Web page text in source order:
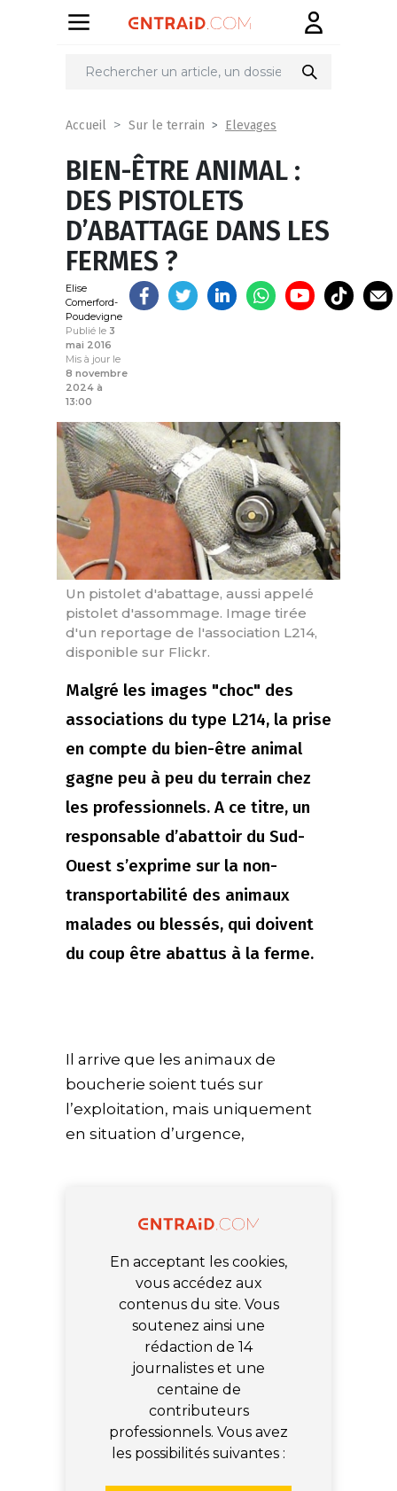
Partager
Accueil Sur le terrain Elevages
BIEN-ÊTRE ANIMAL :
DES PISTOLETS
D’ABATTAGE DANS LES
FERMES ?
Elise
Comerford-
Poudevigne
Publié le 3
mai 2016
Mis à jour le
8 novembre
2024 à
13:00
Un pistolet d'abattage, aussi appelé
pistolet d'assommage. Image tirée
d'un reportage de l'association L214,
disponible sur Flickr.
Malgré les images "choc" des
associations du type L214, la prise
en compte du bien-être animal
gagne peu à peu du terrain chez
les professionnels. A ce titre, un
responsable d’abattoir du Sud-
Ouest s’exprime sur la non-
transportabilité des animaux
malades ou blessés, qui doivent
du coup être abattus à la ferme.
Il arrive que les animaux de
boucherie soient tués sur
l’exploitation, mais uniquement
en situation d’urgence,
En acceptant les cookies,
vous accédez aux
contenus du site. Vous
soutenez ainsi une
rédaction de 14
journalistes et une
centaine de
contributeurs
professionnels. Vous avez
les possibilités suivantes :